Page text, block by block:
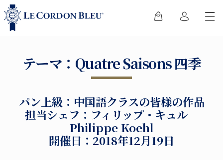
テーマ：Quatre Saisons 四季
パン上級：中国語クラスの皆様の作品
担当シェフ：フィリップ・キュル
Philippe Koehl
開催日：2018年12月19日